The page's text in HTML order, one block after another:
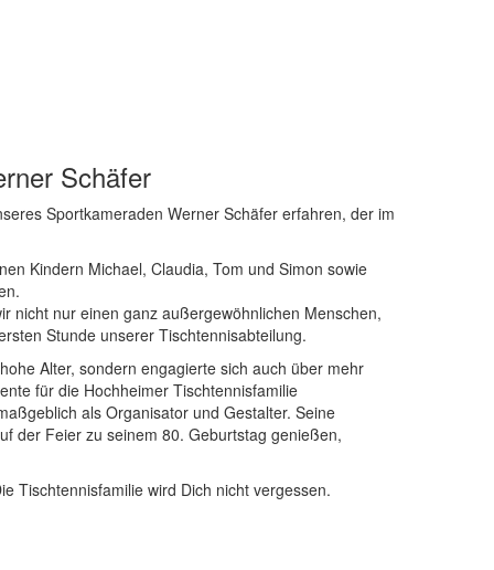
Schäfer
Sportkameraden Werner Schäfer erfahren, der im
Kindern Michael, Claudia, Tom und Simon sowie
nicht nur einen ganz außergewöhnlichen Menschen,
Stunde unserer Tischtennisabteilung.
Alter, sondern engagierte sich auch über mehr
für die Hochheimer Tischtennisfamilie
als Organisator und Gestalter. Seine
der Feier zu seinem 80. Geburtstag genießen,
Tischtennisfamilie wird Dich nicht vergessen.